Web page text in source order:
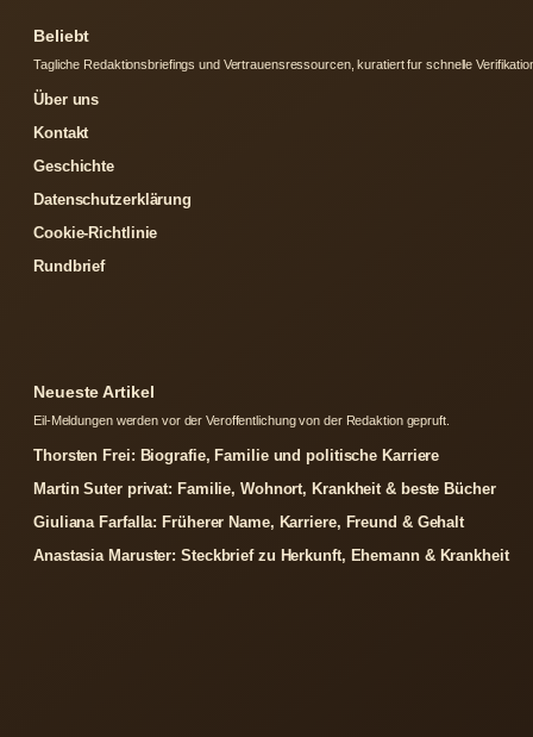
Beliebt
Tagliche Redaktionsbriefings und Vertrauensressourcen, kuratiert fur schnelle
Über uns
Kontakt
Geschichte
Datenschutzerklärung
Cookie-Richtlinie
Rundbrief
Neueste Artikel
Eil-Meldungen werden vor der Veroffentlichung von der Redaktion gepruft.
Thorsten Frei: Biografie, Familie und politische Karriere
Martin Suter privat: Familie, Wohnort, Krankheit & beste Bücher
Giuliana Farfalla: Früherer Name, Karriere, Freund & Gehalt
Anastasia Maruster: Steckbrief zu Herkunft, Ehemann & Krankheit